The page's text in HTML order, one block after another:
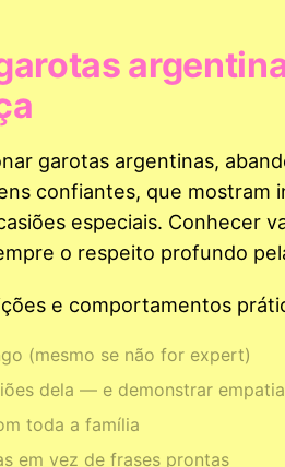
garotas argentinas,
confiantes, que
especiais. Conhecer
o respeito profundo
e comportamentos
(mesmo se não for expert)
dela — e demonstrar empatia
toda a família
em vez de frases prontas